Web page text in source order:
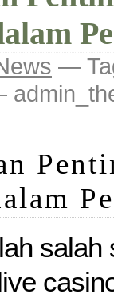
—
salah